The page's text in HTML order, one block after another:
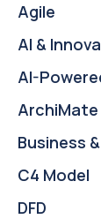
Agile
AI &
AI-
ArchiMate
Business
C4 Model
DFD